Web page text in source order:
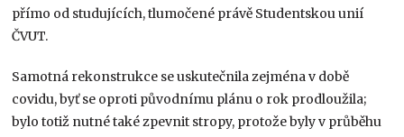
přímo od studujících, tlumočené právě Studentskou unií
ČVUT.
Samotná rekonstrukce se uskutečnila zejména v době
covidu, byť se oproti původnímu plánu o rok prodloužila;
bylo totiž nutné také zpevnit stropy, protože byly v průběhu